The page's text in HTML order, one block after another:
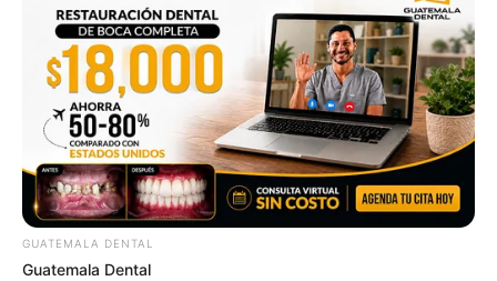
BRAINBERRIES
GUATEMALA DENTAL
Guatemala Dental